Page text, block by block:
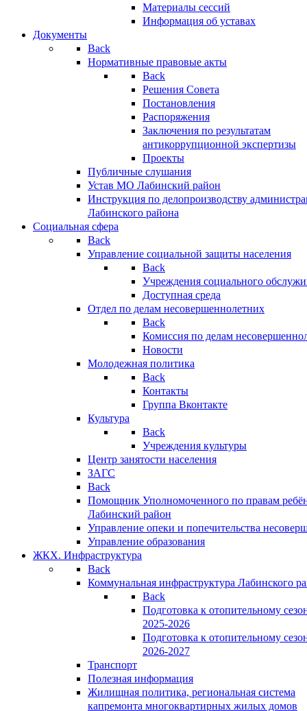
Материалы сессий
Информация об уставах
Документы
Back
Нормативные правовые акты
Back
Решения Совета
Постановления
Распоряжения
Заключения по результатам
антикоррупционной экспертизы
Проекты
Публичные слушания
Устав МО Лабинский район
Инструкция по делопроизводству
Лабинского района
Социальная сфера
Back
Управление социальной защиты населения
Back
Учреждения социального
Доступная среда
Отдел по делам несовершеннолетних
Back
Комиссия по делам
Новости
Молодежная политика
Back
Контакты
Группа Вконтакте
Культура
Back
Учреждения культуры
Центр занятости населения
ЗАГС
Back
Помощник Уполномоченного по правам
Лабинский район
Управление опеки и попечительства
Управление образования
ЖКХ. Инфраструктура
Back
Коммунальная инфраструктура Лабинского
Back
Подготовка к отопительному
2025-2026
Подготовка к отопительному
2026-2027
Транспорт
Полезная информация
Жилищная политика, региональная система
капремонта многоквартирных жилых домов